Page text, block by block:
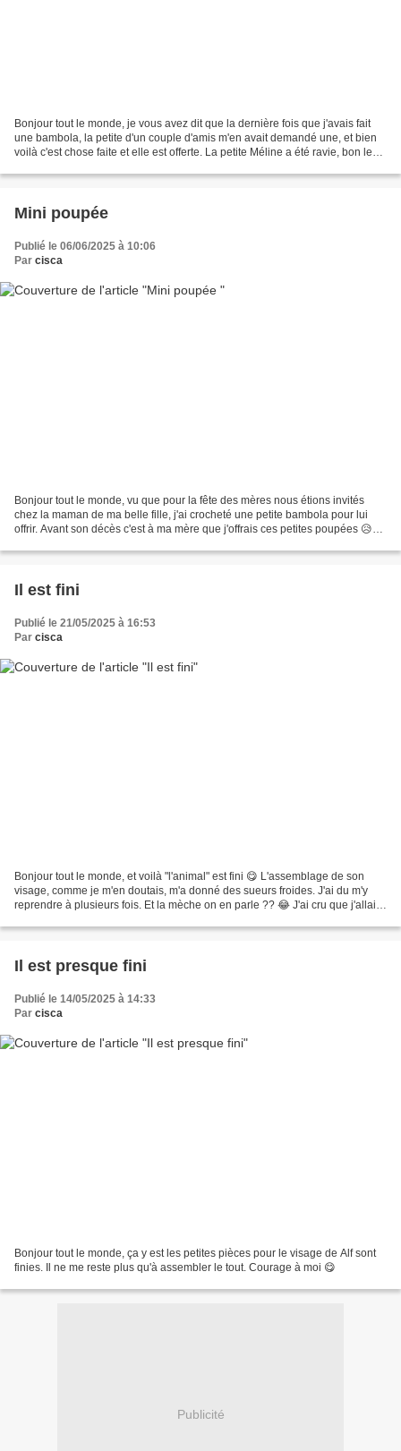
Bonjour tout le monde, je vous avez dit que la dernière fois que j'avais fait
une bambola, la petite d'un couple d'amis m'en avait demandé une, et bien
voilà c'est chose faite et elle est offerte. La petite Méline a été ravie, bon les
Mini poupée
Publié le 06/06/2025 à 10:06
Par cisca
Bonjour tout le monde, vu que pour la fête des mères nous étions invités
chez la maman de ma belle fille, j'ai crocheté une petite bambola pour lui
offrir. Avant son décès c'est à ma mère que j'offrais ces petites poupées 😥
Il est fini
Publié le 21/05/2025 à 16:53
Par cisca
Bonjour tout le monde, et voilà "l'animal" est fini 😋 L'assemblage de son
visage, comme je m'en doutais, m'a donné des sueurs froides. J'ai du m'y
reprendre à plusieurs fois. Et la mèche on en parle ?? 😂 J'ai cru que j'allais
Il est presque fini
Publié le 14/05/2025 à 14:33
Par cisca
Bonjour tout le monde, ça y est les petites pièces pour le visage de Alf sont
finies. Il ne me reste plus qu'à assembler le tout. Courage à moi 😋
Publicité